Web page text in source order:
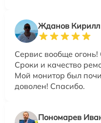
Жданов Кирилл
Сервис вообще
Сроки и качество
Мой монитор был
доволен! Спасибо.
Пономарев